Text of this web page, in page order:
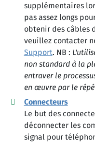
supplémentaires
pas assez longs
obtenir des câbles
veuillez contacter
Support. NB :
non standard à la
entraver le
en œuvre par le
Connecteurs
Le but des
déconnecter les
signal pour